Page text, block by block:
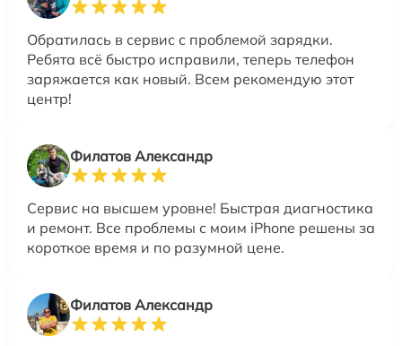
Обратилась в сервис с проблемой зарядки.
Ребята всё быстро исправили, теперь телефон
заряжается как новый. Всем рекомендую этот
центр!
Филатов Александр
Сервис на высшем уровне! Быстрая диагностика
и ремонт. Все проблемы с моим iPhone решены за
короткое время и по разумной цене.
Филатов Александр